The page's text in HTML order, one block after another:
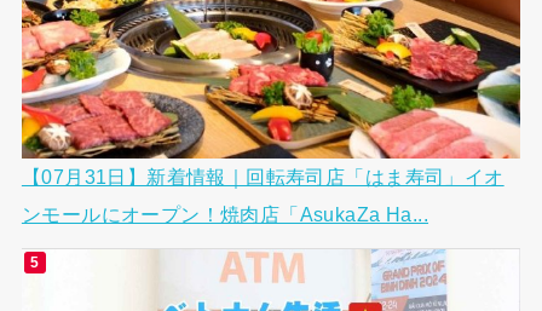
【07月31日】新着情報｜回転寿司店「はま寿司」イオ
ンモールにオープン！焼肉店「AsukaZa Ha...